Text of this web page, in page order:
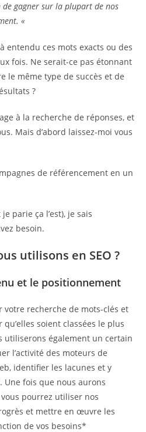
gagner sur la plupart de nos
«
entendu ces mots exacts ou des
fois. Ne serait-ce pas étonnant
le même type de succès et de
?
à la recherche de réponses, et
Mais d’abord laissez-moi vous
de référencement en un
parie ça l’est), je sais
besoin.
utilisons en SEO ?
et le positionnement
votre recherche de mots-clés et
soient classées le plus
utiliserons également un certain
l’activité des moteurs de
identifier les lacunes et y
fois que nous aurons
pourrez utiliser nos
et mettre en œuvre les
de vos besoins*